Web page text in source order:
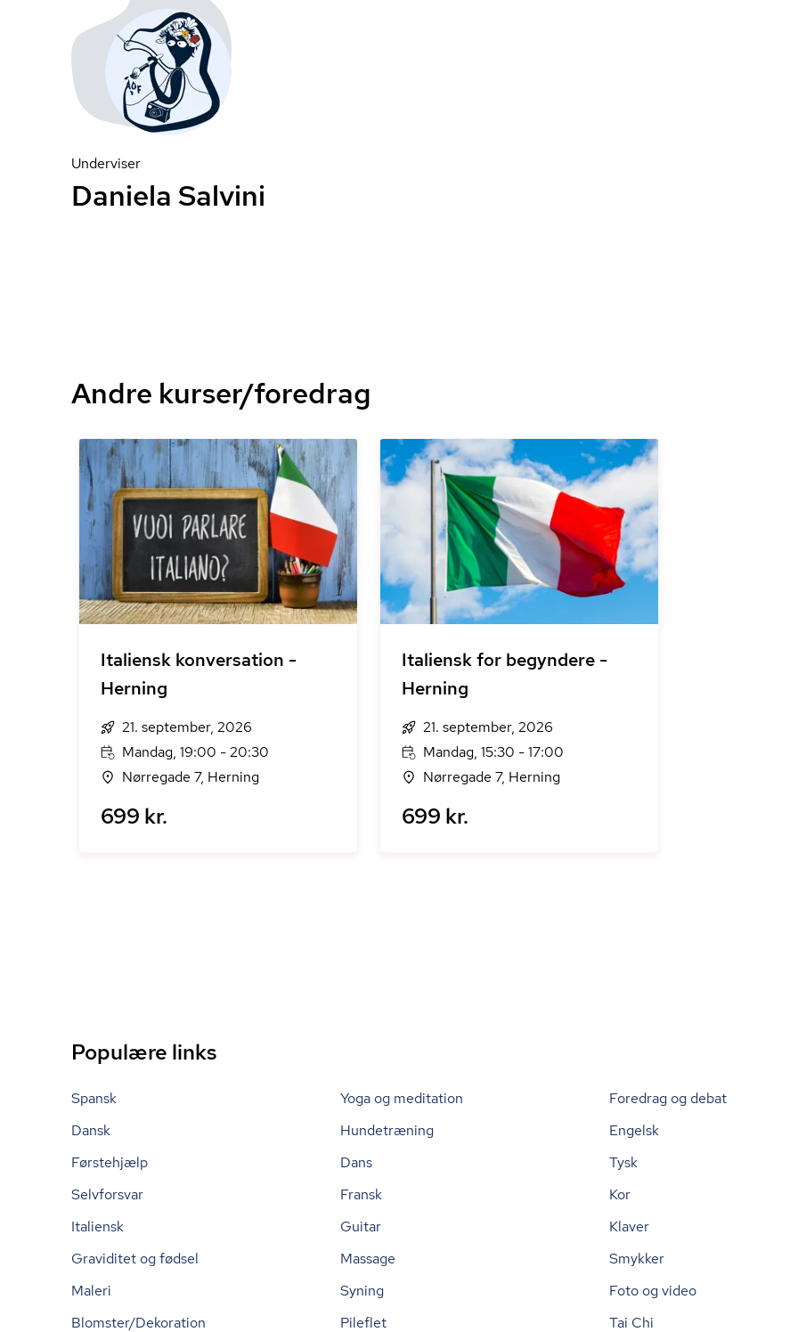
Underviser
Daniela Salvini
Andre kurser/foredrag
Italiensk konversation -
Herning
21. september, 2026
Mandag, 19:00 - 20:30
Nørregade 7, Herning
699 kr.
Italiensk for begyndere -
Herning
21. september, 2026
Mandag, 15:30 - 17:00
Nørregade 7, Herning
699 kr.
Populære links
Spansk Yoga og meditation Foredrag og debat
Dansk
Hundetræning Engelsk
Førstehjælp
Dans Tysk
Selvforsvar
Fransk Kor
Italiensk
Guitar Klaver
Graviditet og fødsel
Massage Smykker
Maleri
Syning Foto og video
Blomster/Dekoration
Pileflet Tai Chi